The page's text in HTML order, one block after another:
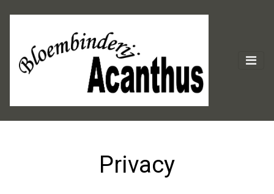
Privacy